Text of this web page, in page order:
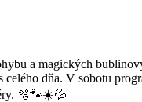
a magických
celého dňa. V sobotu
🫧🐾☀️💦